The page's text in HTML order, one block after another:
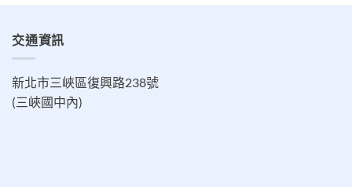
交通資訊
新北市三峽區復興路238號
(三峽國中內)